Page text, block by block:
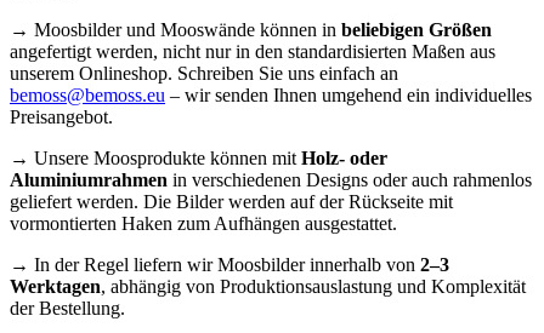
→ Moosbilder und Mooswände können in beliebigen Größen
angefertigt werden, nicht nur in den standardisierten Maßen aus
unserem Onlineshop. Schreiben Sie uns einfach an
bemoss@bemoss.eu – wir senden Ihnen umgehend ein individuelles
Preisangebot.
→ Unsere Moosprodukte können mit Holz- oder
Aluminiumrahmen in verschiedenen Designs oder auch rahmenlos
geliefert werden. Die Bilder werden auf der Rückseite mit
vormontierten Haken zum Aufhängen ausgestattet.
→ In der Regel liefern wir Moosbilder innerhalb von 2–3
Werktagen, abhängig von Produktionsauslastung und Komplexität
der Bestellung.